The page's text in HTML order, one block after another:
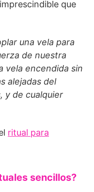
que
una vela para
de nuestra
vela encendida sin
alejadas del
y de cualquier
ritual para
sencillos?